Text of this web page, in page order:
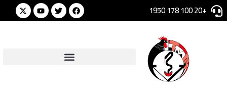
تخطي
إلى
+20 100 178 1950
Facebook
Twitter
Youtube